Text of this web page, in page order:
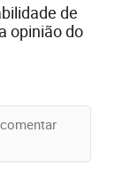
de
opinião do